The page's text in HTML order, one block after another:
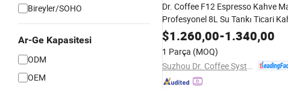
Bireyler/SOHO
Ar-Ge Kapasitesi
ODM
OEM
Dr. Coffee F12 Espresso Kahve
Profesyonel 8L Su Tankı Ticari
Makinesi
$1.260,00-1.340,00
1 Parça (MOQ)